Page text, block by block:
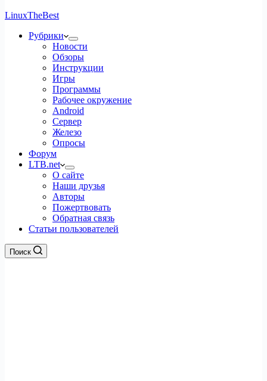
LinuxTheBest
Рубрики
Новости
Обзоры
Инструкции
Игры
Программы
Рабочее окружение
Android
Сервер
Железо
Опросы
Форум
LTB.net
О сайте
Наши друзья
Авторы
Пожертвовать
Обратная связь
Статьи пользователей
Поиск